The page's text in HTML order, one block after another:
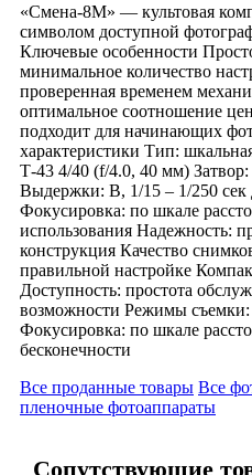
«Смена-8М» — культовая
символом доступной
Ключевые особенности
минимальное количество
проверенная временем
оптимальное соотношение
подходит для начинающих
характеристики Тип:
Т-43 4/40 (f/4.0, 40 мм)
Выдержки: B, 1/15 – 1/250
Фокусировка: по шкале
использования Надежность:
конструкция Качество
правильной настройке
Доступность: простота
возможности Режимы съемки:
Фокусировка: по шкале
бесконечности
Все проданные товары Все
пленочные фотоаппараты
Сопутствующие